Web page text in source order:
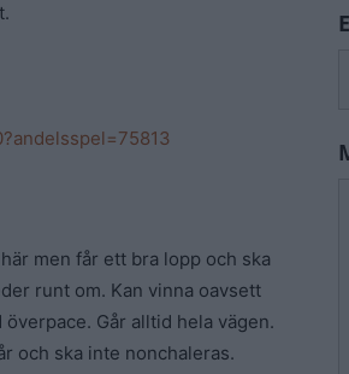
men får ett bra lopp och ska
runt om. Kan vinna oavsett
Går alltid hela vägen.
och ska inte nonchaleras.